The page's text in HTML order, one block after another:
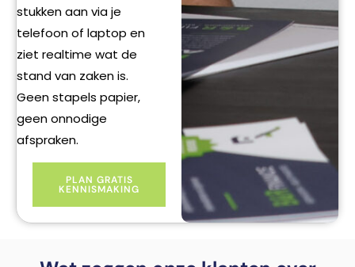
stukken aan via je
telefoon of laptop en
ziet realtime wat de
stand van zaken is.
Geen stapels papier,
geen onnodige
afspraken.
PLAN GRATIS
KENNISMAKING